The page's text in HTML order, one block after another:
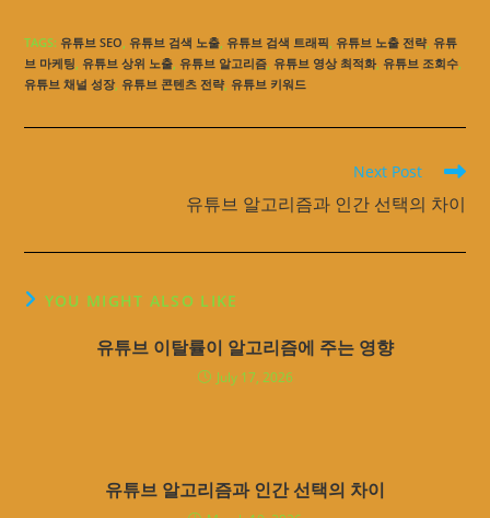
TAGS: 유튜브 SEO 유튜브 검색 노출 유튜브 검색 트래픽 유튜브 노출 전략, 유튜
브 마케팅 유튜브 상위 노출 유튜브 알고리즘 유튜브 영상 최적화, 유튜브 조회수
유튜브 채널 성장 유튜브 콘텐츠 전략, 유튜브 키워드
Next Post
유튜브 알고리즘과 인간 선택의 차이
YOU MIGHT ALSO LIKE
유튜브 이탈률이 알고리즘에 주는 영향
July 17, 2026
유튜브 알고리즘과 인간 선택의 차이